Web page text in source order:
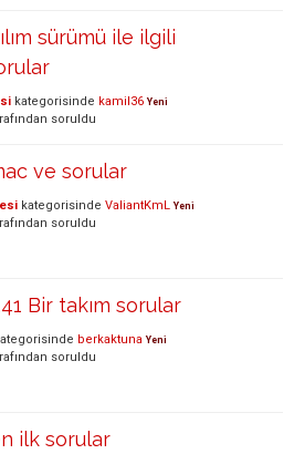
sürümü ile ilgili
kategorisinde kamil36 Yeni
soruldu
ve sorular
kategorisinde ValiantKmL Yeni
soruldu
Bir takım sorular
berkaktuna Yeni
soruldu
ilk sorular